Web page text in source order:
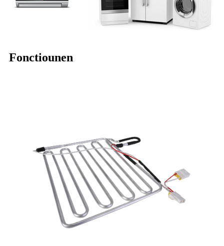
Fonctiounen